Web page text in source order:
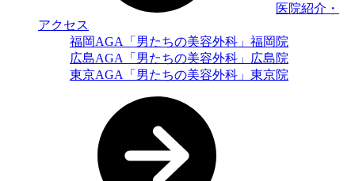
医院紹介・
アクセス
福岡AGA「男たちの美容外科」福岡院
広島AGA「男たちの美容外科」広島院
東京AGA「男たちの美容外科」東京院